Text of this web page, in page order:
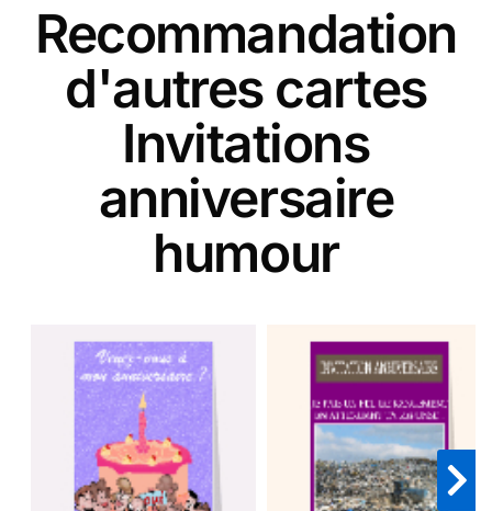
Recommandation
d'autres cartes
Invitations
anniversaire
humour